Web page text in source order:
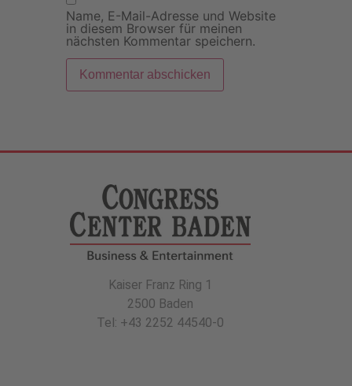
Name, E-Mail-Adresse und Website
in diesem Browser für meinen
nächsten Kommentar speichern.
Kaiser Franz Ring 1
2500 Baden
Tel: +43 2252 44540-0